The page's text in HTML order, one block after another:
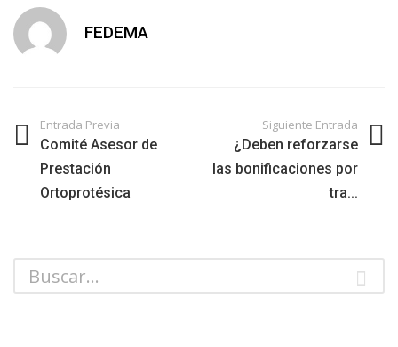
FEDEMA
Entrada Previa
Comité Asesor de
Prestación
Ortoprotésica
Siguiente Entrada
¿Deben reforzarse
las bonificaciones por
tra...